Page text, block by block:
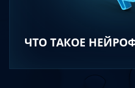
ЧТО ТАКОЕ